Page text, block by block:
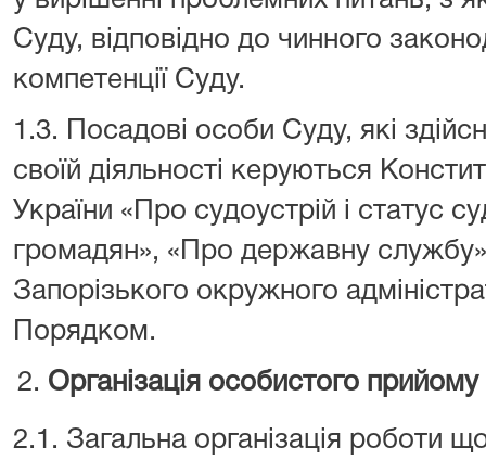
Суду, відповідно до чинного
компетенції Суду.
1.3. Посадові особи Суду, які
своїй діяльності керуються
України «Про судоустрій і статус
громадян», «Про державну
Запорізького окружного
Порядком.
Організація особистого
2.1. Загальна організація роботи